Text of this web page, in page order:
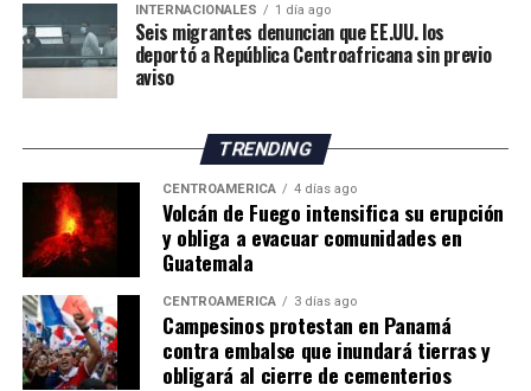
INTERNACIONALES 1 día ago
Seis migrantes denuncian que EE.UU. los
deportó a República Centroafricana sin previo
aviso
TRENDING
CENTROAMÉRICA 4 días ago
Volcán de Fuego intensifica su erupción
y obliga a evacuar comunidades en
Guatemala
CENTROAMÉRICA 3 días ago
Campesinos protestan en Panamá
contra embalse que inundará tierras y
obligará al cierre de cementerios